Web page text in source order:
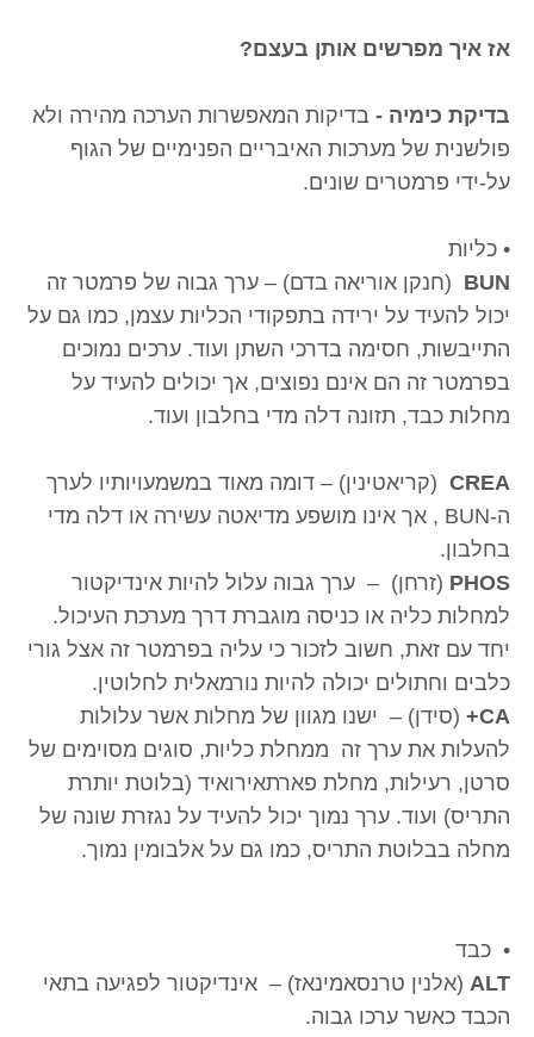
אז איך מפרשים אותן בעצם?
בדיקת כימיה - בדיקות המאפשרות הערכה מהירה ולא
פולשנית של מערכות האיבריים הפנימיים של הגוף
על-ידי פרמטרים שונים.
• כליות
BUN (חנקן אוריאה בדם) – ערך גבוה של פרמטר זה
יכול להעיד על ירידה בתפקודי הכליות עצמן, כמו גם על
התייבשות, חסימה בדרכי השתן ועוד. ערכים נמוכים
בפרמטר זה הם אינם נפוצים, אך יכולים להעיד על
מחלות כבד, תזונה דלה מדי בחלבון ועוד.
CREA (קריאטינין) – דומה מאוד במשמעויותיו לערך
ה-BUN , אך אינו מושפע מדיאטה עשירה או דלה מדי
בחלבון.
PHOS (זרחן) – ערך גבוה עלול להיות אינדיקטור
למחלות כליה או כניסה מוגברת דרך מערכת העיכול.
יחד עם זאת, חשוב לזכור כי עליה בפרמטר זה אצל גורי
כלבים וחתולים יכולה להיות נורמאלית לחלוטין.
CA+
(סידן) – ישנו מגוון של מחלות אשר עלולות
להעלות את ערך זה ממחלת כליות, סוגים מסוימים של
סרטן, רעילות, מחלת פארתאירואיד (בלוטת יותרת
התריס) ועוד. ערך נמוך יכול להעיד על נגזרת שונה של
מחלה בבלוטת התריס, כמו גם על אלבומין נמוך.
• כבד
ALT (אלנין טרנסאמינאז) – אינדיקטור לפגיעה בתאי
הכבד כאשר ערכו גבוה.